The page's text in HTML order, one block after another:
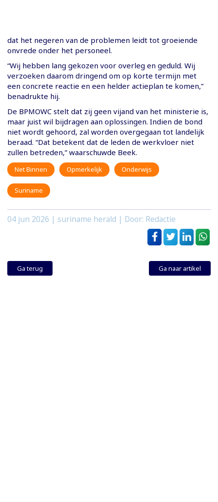
dat het negeren van de problemen leidt tot groeiende
onvrede onder het personeel.
“Wij hebben lang gekozen voor overleg en geduld. Wij
verzoeken daarom dringend om op korte termijn met
een concrete reactie en een helder actieplan te komen,”
benadrukte hij.
De BPMOWC stelt dat zij geen vijand van het ministerie is,
maar juist wil bijdragen aan oplossingen. Indien de bond
niet wordt gehoord, zal worden overgegaan tot landelijk
beraad. “Dat betekent dat de leden de werkvloer niet
zullen betreden,” waarschuwde Beek.
Net Binnen Opmerkelijk Onderwijs
Suriname
04 jun 2026 | suriname herald | Door: Redactie
Ga terug Ga naar artikel